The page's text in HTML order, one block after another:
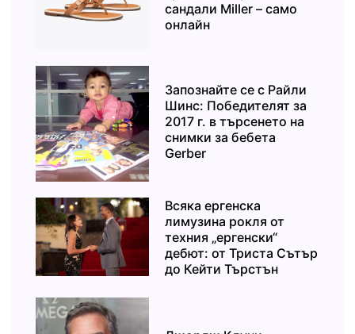
сандали Miller – само
онлайн
Запознайте се с Райли
Шинс: Победителят за
2017 г. в търсенето на
снимки за бебета
Gerber
Всяка ергенска
лимузина рокля от
техния „ергенски“
дебют: от Триста Сътър
до Кейти Търстън